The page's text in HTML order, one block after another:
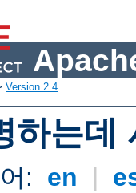
Version 2.4
하는데
: en |